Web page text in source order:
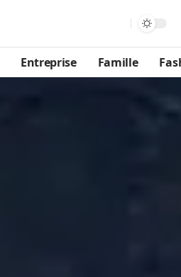
Entreprise Famille